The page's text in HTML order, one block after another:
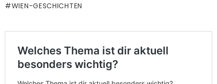
WIEN-GESCHICHTEN